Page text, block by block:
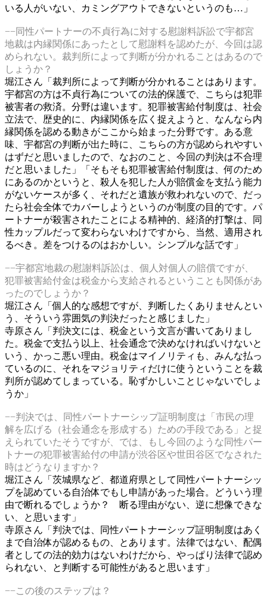
いる人がいない、カミングアウトできないというのも…」
−−同性パートナーの不貞行為に対する慰謝料訴訟で宇都宮
地裁は内縁関係にあったとして慰謝料を認めたが、今回は認
められない。裁判所によって判断が分かれることはあるので
しょうか？
堀江さん「裁判所によって判断が分かれることはあります。
宇都宮の方は不貞行為についての法的保護で、こちらは犯罪
被害者の救済。分野は違います。犯罪被害給付制度は、社会
立法で、歴史的に、内縁関係を広く捉えようと、なんなら内
縁関係を認める動きがここから始まった分野です。ある意
味、宇都宮の判断が出た時に、こちらの方が認められやすい
はずだと思いましたので、なおのこと、今回の判決は不合理
だと思いました」「そもそも犯罪被害給付制度は、何のため
にあるのかというと、殺人を犯した人が賠償金を支払う能力
がないケースが多く、それだと遺族が救われないので、だっ
たら社会全体でカバーしようというのが制度の目的です。パ
ートナーが殺害されたことによる精神的、経済的打撃は、同
性カップルだって変わらないわけですから、当然、適用され
るべき。差をつけるのはおかしい。シンプルな話です」
−−宇都宮地裁の慰謝料訴訟は、個人対個人の賠償ですが、
犯罪被害給付金は税金から支給されるということも関係があ
ったのでしょうか？
堀江さん「個人的な感想ですが、判断したくありませんとい
う、そういう雰囲気の判決だったと感じました」
寺原さん「判決文には、税金という文言が書いてありまし
た。税金で支払う以上、社会通念で決めなければいけないと
いう、かっこ悪い理由。税金はマイノリティも、みんな払っ
ているのに、それをマジョリティだけに使うということを裁
判所が認めてしまっている。恥ずかしいことじゃないでしょ
うか」
−−判決では、同性パートナーシップ証明制度は「市民の理
解を広げる（社会通念を形成する）ための手段である」と捉
えられていたそうですが、では、もし今回のような同性パー
トナーの犯罪被害給付の申請が渋谷区や世田谷区でなされた
時はどうなりますか？
堀江さん「茨城県など、都道府県として同性パートナーシッ
プを認めている自治体でもし申請があった場合。どういう理
由で断れるでしょうか？ 断る理由がない、逆に想像できな
い、と思います」
寺原さん「判決では、同性パートナーシップ証明制度はあく
まで自治体が認めるもの、とあります。法律ではない、配偶
者としての法的効力はないわけだから、やっぱり法律で認め
られない、と判断する可能性があると思います」
−−この後のステップは？